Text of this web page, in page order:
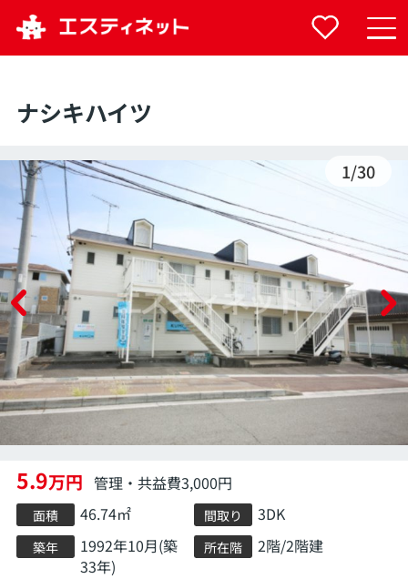
ナシキハイツ
1/30
5.9万円 管理・共益費3,000円
面積 46.74㎡ 間取り 3DK
築年
1992年10月(築
33年)
所在階 2階/2階建